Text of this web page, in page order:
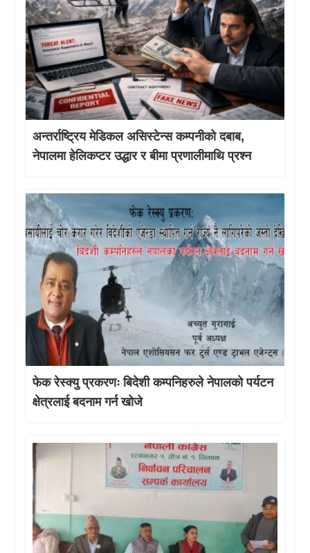
अन्तर्राष्ट्रिय मेडिकल असिस्टेन्स कम्पनीको दबाब,
नेपालमा हेलिकप्टर उद्धार र बीमा प्रणालीमाथि प्रश्न
फेक रेस्क्यु प्रकरणः बिदेशी कम्पनिहरुले नेपालको पर्यटन
क्षेत्रलाई बदनाम गर्न खोजे